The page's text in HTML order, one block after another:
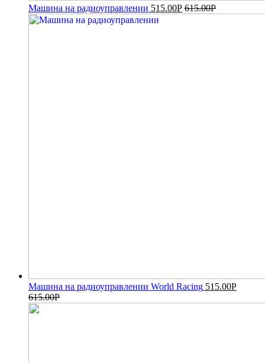
Машина на радиоуправлении 515.00Р 615.00Р
Машина на радиоуправлении World Racing 515.00Р
615.00Р